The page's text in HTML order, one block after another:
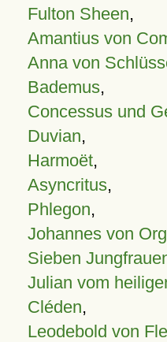
Fulton Sheen,
Amantius von
Anna von
Bademus,
Concessus und
Duvian,
Harmoët,
Asyncritus,
Phlegon,
Johannes von
Sieben
Julian vom
Cléden,
Leodebold von